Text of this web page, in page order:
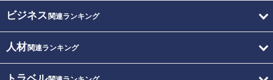
ビジネス 関連ランキング
人材関連ランキング